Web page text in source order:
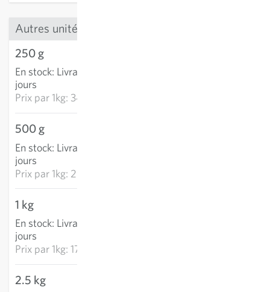
Autres unités
250 g
En stock: Livraison 2-4
jours
Prix par1kg: 34.88 CHF
500 g
En stock: Livraison 2-4
jours
Prix par1kg: 29.04 CHF
1 kg
En stock: Livraison 2-4
jours
Prix par1kg: 17.60 CHF
2.5 kg